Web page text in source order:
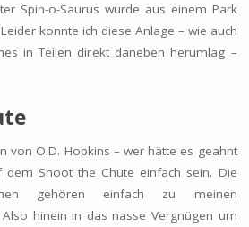
Spin-o-Saurus wurde aus einem Park
konnte ich diese Anlage – wie auch
in Teilen direkt daneben herumlag –
von O.D. Hopkins – wer hätte es geahnt
Shoot the Chute einfach sein. Die
gehören einfach zu meinen
hinein in das nasse Vergnügen um